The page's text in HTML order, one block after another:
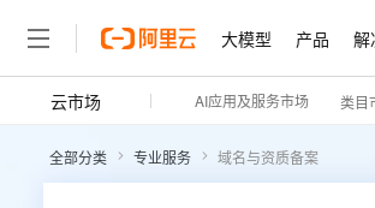
大模型 产品 解
云市场 AI应用及服务市场 类目
全部分类 专业服务 域名与资质备案